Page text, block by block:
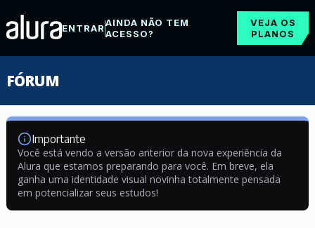
ENTRARAINDA NÃO TEM
ACESSO?
VEJA OS
PLANOS
FÓRUM
Importante
Você está vendo a versão anterior da nova experiência da
Alura que estamos preparando para você. Em breve, ela
ganha uma identidade visual novinha totalmente pensada
em potencializar seus estudos!